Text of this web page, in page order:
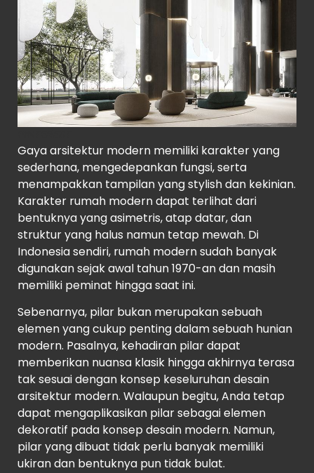
Gaya arsitektur modern memiliki karakter yang
sederhana, mengedepankan fungsi, serta
menampakkan tampilan yang stylish dan kekinian.
Karakter rumah modern dapat terlihat dari
bentuknya yang asimetris, atap datar, dan
struktur yang halus namun tetap mewah. Di
Indonesia sendiri, rumah modern sudah banyak
digunakan sejak awal tahun 1970-an dan masih
memiliki peminat hingga saat ini.
Sebenarnya, pilar bukan merupakan sebuah
elemen yang cukup penting dalam sebuah hunian
modern. Pasalnya, kehadiran pilar dapat
memberikan nuansa klasik hingga akhirnya terasa
tak sesuai dengan konsep keseluruhan desain
arsitektur modern. Walaupun begitu, Anda tetap
dapat mengaplikasikan pilar sebagai elemen
dekoratif pada konsep desain modern. Namun,
pilar yang dibuat tidak perlu banyak memiliki
ukiran dan bentuknya pun tidak bulat.